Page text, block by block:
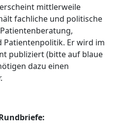
mittlerweile
fachliche und politische
Er wird im
publiziert (bitte auf blaue
dazu einen